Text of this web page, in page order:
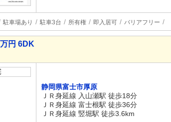
駐車場あり 駐車3台 所有権 即入居可 バリアフリー
円 6DK
静岡県富士市厚原
ＪＲ身延線 入山瀬駅 徒歩18分
ＪＲ身延線 富士根駅 徒歩36分
ＪＲ身延線 竪堀駅 徒歩3.6km